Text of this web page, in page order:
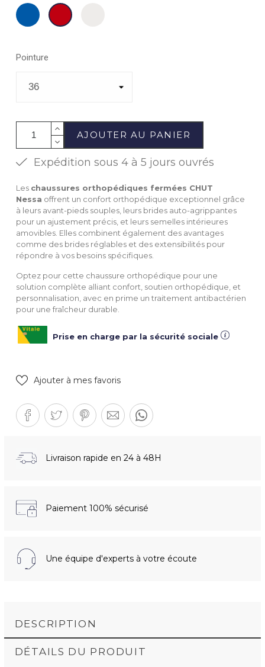
MarineBordeaux
Pointure
AJOUTER AU PANIER
Expédition sous 4 à 5 jours ouvrés
Les chaussures orthopédiques fermées CHUT
Nessa offrent un confort orthopédique exceptionnel grâce
à leurs avant-pieds souples, leurs brides auto-agrippantes
pour un ajustement précis, et leurs semelles intérieures
amovibles. Elles combinent également des avantages
comme des brides réglables et des extensibilités pour
répondre à vos besoins spécifiques.
Optez pour cette chaussure orthopédique pour une
solution complète alliant confort, soutien orthopédique, et
personnalisation, avec en prime un traitement antibactérien
pour une fraîcheur durable.
Prise en charge par la sécurité sociale
Ajouter à mes favoris
Livraison rapide en 24 à 48H
Paiement 100% sécurisé
Une équipe d'experts à votre écoute
DESCRIPTION
DÉTAILS DU PRODUIT